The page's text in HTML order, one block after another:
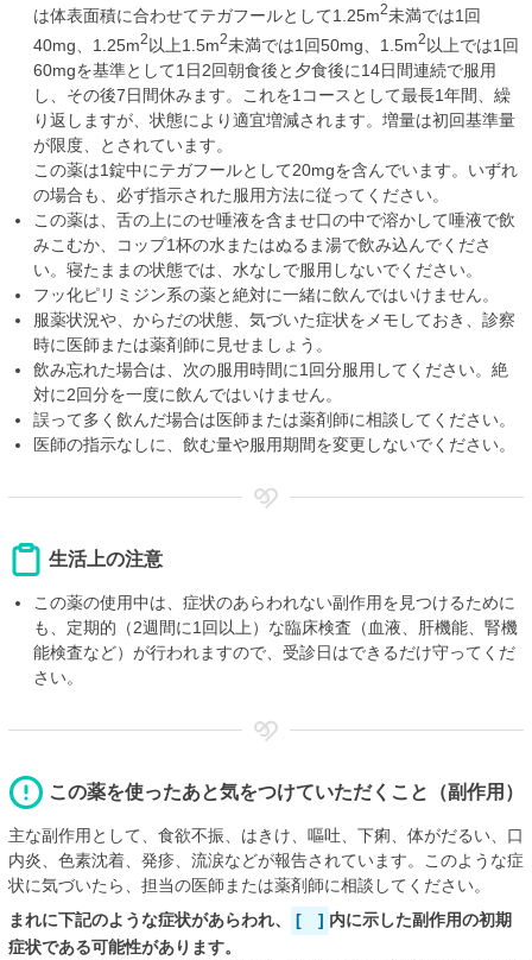
は体表面積に合わせてテガフールとして1.25m2未満では1回
40mg、1.25m2 以上1.5m2未満では1回50mg、1.5m2 以上では1回
60mgを基準として1日2回朝食後と夕食後に14日間連続で服用
し、その後7日間休みます。これを1コースとして最長1年間、繰
り返しますが、状態により適宜増減されます。増量は初回基準量
が限度、とされています。
この薬は1錠中にテガフールとして20mgを含んでいます。いずれ
の場合も、必ず指示された服用方法に従ってください。
この薬は、舌の上にのせ唾液を含ませ口の中で溶かして唾液で飲
みこむか、コップ1杯の水またはぬるま湯で飲み込んでくださ
い。寝たままの状態では、水なしで服用しないでください。
フッ化ピリミジン系の薬と絶対に一緒に飲んではいけません。
服薬状況や、からだの状態、気づいた症状をメモしておき、診察
時に医師または薬剤師に見せましょう。
飲み忘れた場合は、次の服用時間に1回分服用してください。絶
対に2回分を一度に飲んではいけません。
誤って多く飲んだ場合は医師または薬剤師に相談してください。
医師の指示なしに、飲む量や服用期間を変更しないでください。
生活上の注意
この薬の使用中は、症状のあらわれない副作用を見つけるために
も、定期的（2週間に1回以上）な臨床検査（血液、肝機能、腎機
能検査など）が行われますので、受診日はできるだけ守ってくだ
さい。
この薬を使ったあと気をつけていただくこと（副作用）
主な副作用として、食欲不振、はきけ、嘔吐、下痢、体がだるい、口
内炎、色素沈着、発疹、流涙などが報告されています。このような症
状に気づいたら、担当の医師または薬剤師に相談してください。
まれに下記のような症状があらわれ、
[ ] 内に示した副作用の初期
症状である可能性があります。